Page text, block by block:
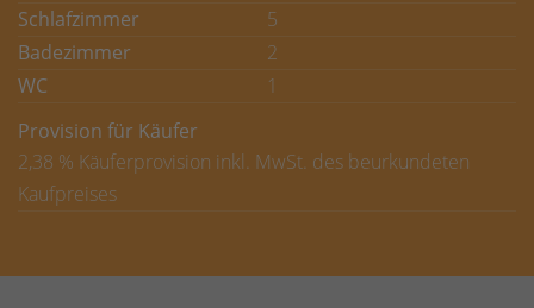
Schlafzimmer
5
Badezimmer
2
WC
1
Provision für Käufer
2,38 % Käuferprovision inkl. MwSt. des beurkundeten
Kaufpreises